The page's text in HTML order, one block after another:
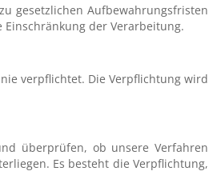
gesetzlichen Aufbewahrungs­fristen
der Verarbeitung.
verpflichtet. Die Verpflichtung wird
überprüfen, ob unsere Verfahren
Es besteht die Verpflichtung,